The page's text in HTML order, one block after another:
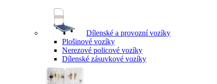
Dílenské a provozní vozíky
Plošinové vozíky
Nerezové policové vozíky
Dílenské zásuvkové vozíky